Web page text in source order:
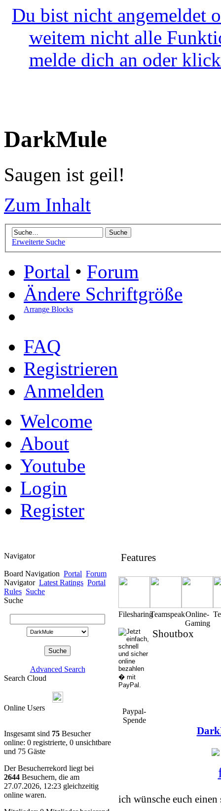
Du bist nicht angemeldet
weitem nicht alle
melde dich an oder
DarkMule
Saugen ist geil!
Zum Inhalt
Erweiterte Suche
Portal • Forum
Ändere Schriftgröße
Arrange Blocks
FAQ
Registrieren
Anmelden
Welcome
About
Youtube
Login
Register
Navigator
Board Navigation Portal Forum
Navigator Latest Ratings Portal
Rules Suche
Suche
Advanced Search
Search Cloud
Online Users
Insgesamt sind 75 Besucher
online: 0 registrierte, 0 unsichtbare
und 75 Gäste
Der Besucherrekord liegt bei
2644 Besuchern, die am
27.07.2026, 12:23 gleichzeitig
online waren.
Features
FilesharingTeamspeakOnline-
Gaming
Paypal-
Spende
Shoutbox
ich wünsche euch